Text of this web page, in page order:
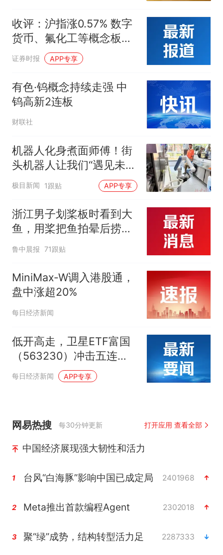
收评：沪指涨0.57% 数字
货币、氟化工等概念板块
走强
证券时报 APP专享
有色·钨概念持续走强 中
钨高新2连板
财联社
机器人化身煮面师傅！街
头机器人让我们“遇见未
来”
极目新闻 1跟贴 APP专享
浙江男子划桨板时看到大
鱼，用桨把鱼拍晕后捞
起；当事人：鱼重7斤6
味道很好
鲁中晨报 71跟贴
MiniMax‑W调入港股通，
盘中涨超20%
每日经济新闻
低开高走，卫星ETF富国
（563230）冲击五连
阳，盘中涨幅达1.54%
每日经济新闻 APP专享
网易热搜 每30分钟更新 打开应用 查看全部
中国经济展现强大韧性和活力
1 台风“白海豚”影响中国已成定局 2401968
2 Meta推出首款编程Agent 2302018
3 聚“绿”成势，结构转型活力足 2287333